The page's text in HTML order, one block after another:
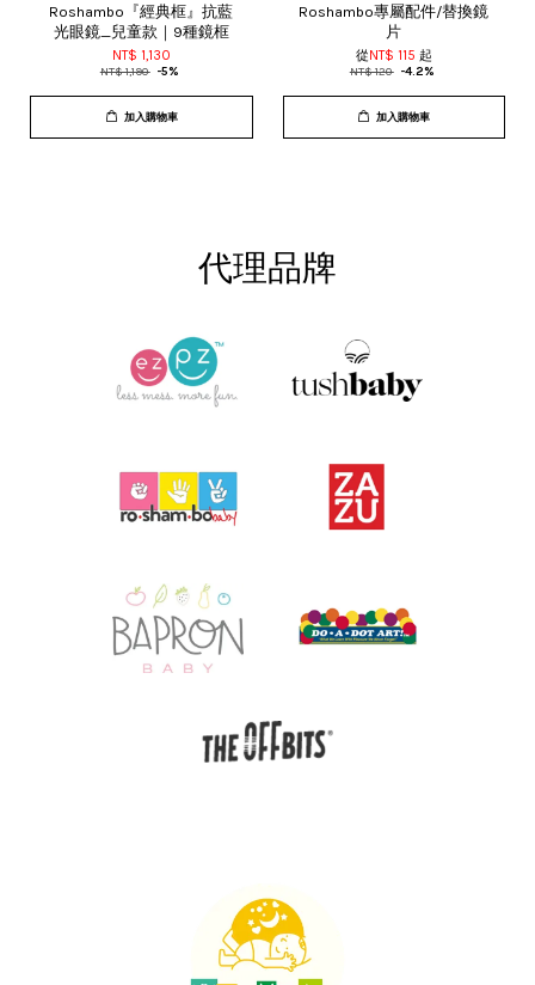
Roshambo『經典框』抗藍
光眼鏡_兒童款｜9種鏡框
NT$ 1,130
NT$ 1,190 -5%
加入購物車
Roshambo專屬配件/替換鏡
片
從NT$ 115 起
NT$ 120 -4.2%
加入購物車
代理品牌